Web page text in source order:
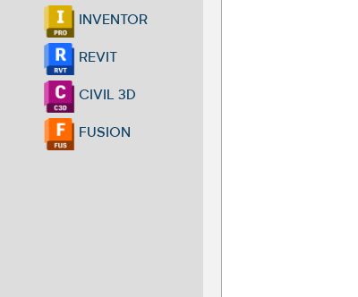
INVENTOR
REVIT
CIVIL 3D
FUSION